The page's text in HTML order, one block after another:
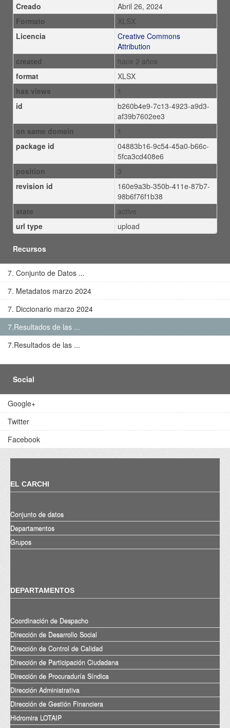
Creado
Abril 26, 2024
Formato
XLSX
Licencia
Creative Commons
Attribution
created
hace 2 años
format
XLSX
has views
1
id
b260b4e9-7c13-4923-a9d3-
af39b7602ee3
on same domain
1
package id
04883b16-9c54-45a0-b66c-
5fca3cd408e6
position
3
revision id
160e9a3b-350b-411e-87b7-
98b6f76f1b38
state
active
url type
upload
Recursos
7. Conjunto de Datos ...
7. Metadatos marzo 2024
7. Diccionario marzo 2024
7.Resultados de las ...
7.Resultados de las ...
Social
Google+
Twitter
Facebook
EL CARCHI
Conjunto de datos
Departamentos
Grupos
DEPARTAMENTOS
Coordinación de Despacho
Dirección de Desarrollo Social
Dirección de Control de Calidad
Dirección de Participación Ciudadana
Dirección de Procuraduría Síndica
Dirección Administrativa
Dirección de Gestión Financiera
Hidromira LOTAIP